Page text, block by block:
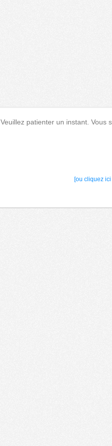
Veuillez patienter un instant. Vous
[ou cliquez